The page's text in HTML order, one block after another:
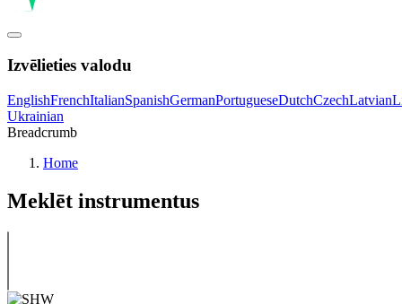
Izvēlieties valodu
EnglishFrenchItalianSpanishGermanPortugueseDutchCzechLatvian
Ukrainian
Breadcrumb
Home
Meklēt instrumentus